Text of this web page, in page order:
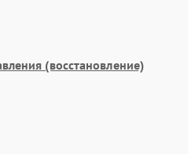
(восстановление)